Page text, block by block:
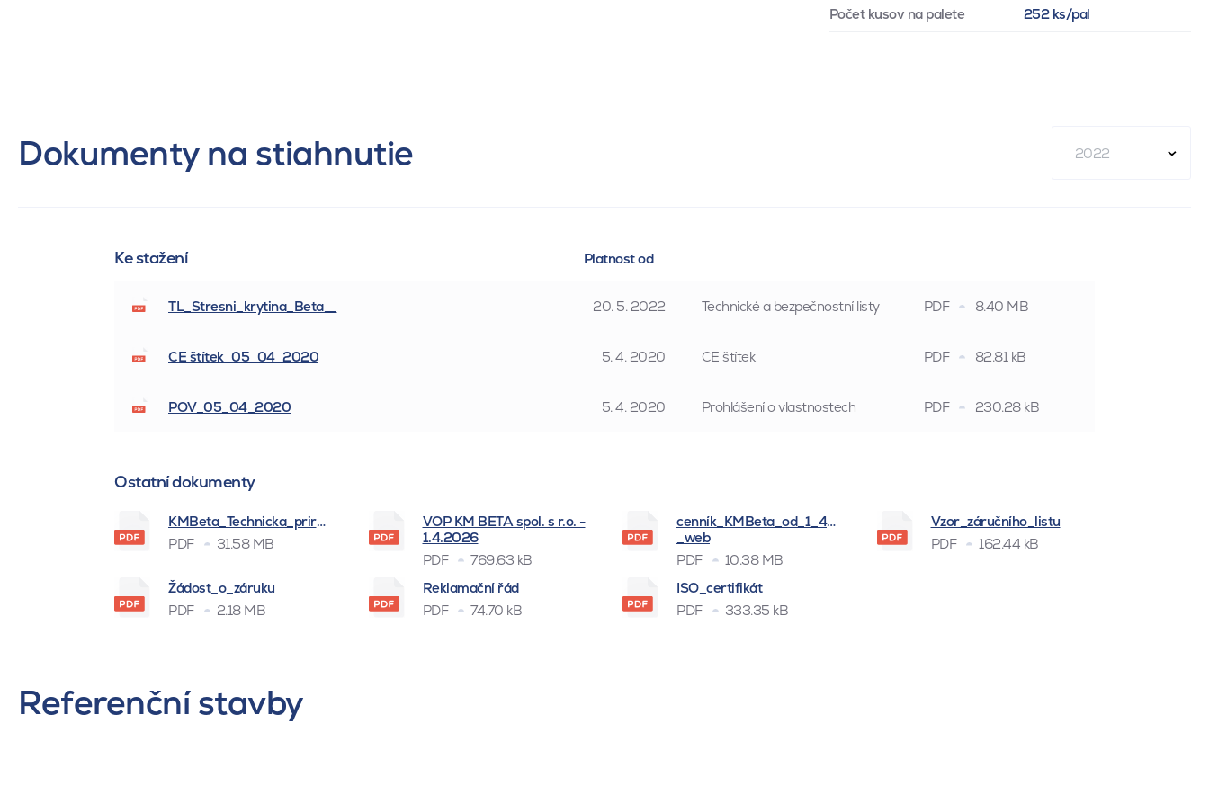
Počet kusov na palete 252 ks/pal
Dokumenty na stiahnutie 2022
Ke stažení
TL_Stresni_krytina_Beta__
Platnost od
20. 5. 2022 Technické a bezpečnostní listy PDF 8.40 MB
CE štítek_05_04_2020 5. 4. 2020 CE štítek PDF 82.81 kB
POV_05_04_2020 5. 4. 2020 Prohlášení o vlastnostech PDF 230.28 kB
Ostatní dokumenty
KMBeta_Technicka_prirucka_BSK_
PDF
31.58 MB
VOP KM BETA spol. s r.o. -
1.4.2026
PDF
769.63 kB
cenník_KMBeta_od_1_4_2026
_web
PDF
10.38 MB
Vzor_záručního_listu
PDF
162.44 kB
Žádost_o_záruku
PDF
2.18 MB
Reklamační řád
PDF
74.70 kB
ISO_certifikát
PDF
333.35 kB
Referenční stavby